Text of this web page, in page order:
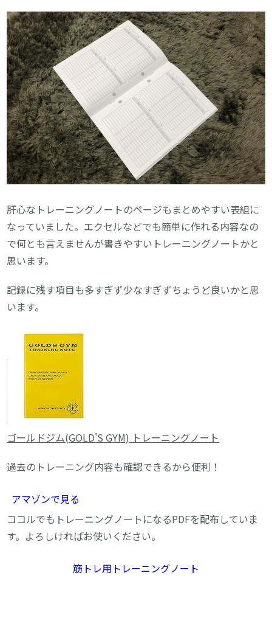
肝心なトレーニングノートのページもまとめやすい表組に
なっていました。エクセルなどでも簡単に作れる内容なの
で何とも言えませんが書きやすいトレーニングノートかと
思います。
記録に残す項目も多すぎず少なすぎずちょうど良いかと思
います。
ゴールドジム(GOLD'S GYM) トレーニングノート
過去のトレーニング内容も確認できるから便利！
アマゾンで見る
ココルでもトレーニングノートになるPDFを配布していま
す。よろしければお使いください。
筋トレ用トレーニングノート